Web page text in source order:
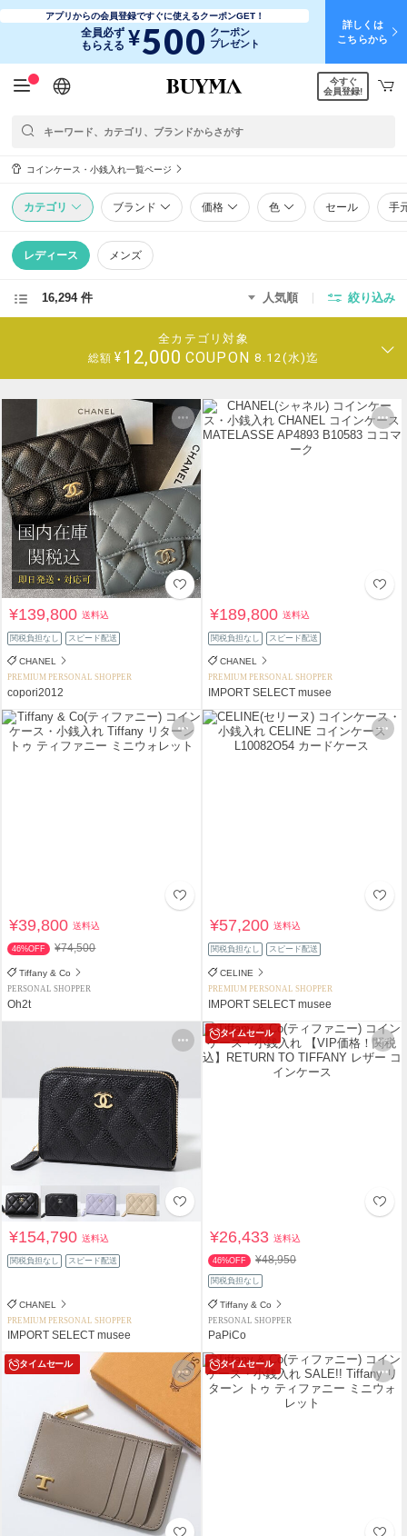
アプリからの会員登録ですぐに使えるクーポンGET！
全員必ず
もらえる ¥500 クーポン
プレゼント
詳しくは
こちらから
日本語
English
简体中文
繁體中文
今すぐ
会員登録!
コインケース・小銭入れ一覧ページ
カテゴリ ブランド 価格 色 セール 手
レディース メンズ
16,294 件 人気順 絞り込み
全カテゴリ対象
総額 ¥12,000 COUPON 8.12(水)迄
¥139,800送料込
関税負担なし スピード配送
CHANEL
PREMIUM PERSONAL SHOPPER
copori2012
¥189,800送料込
関税負担なし スピード配送
CHANEL
PREMIUM PERSONAL SHOPPER
IMPORT SELECT musee
¥39,800送料込
46%OFF ¥74,500
Tiffany & Co
PERSONAL SHOPPER
Oh2t
¥57,200送料込
関税負担なし スピード配送
CELINE
PREMIUM PERSONAL SHOPPER
IMPORT SELECT musee
¥154,790送料込
関税負担なし スピード配送
CHANEL
PREMIUM PERSONAL SHOPPER
IMPORT SELECT musee
タイムセール
¥26,433送料込
46%OFF ¥48,950
関税負担なし
Tiffany & Co
PERSONAL SHOPPER
PaPiCo
タイムセール タイムセール